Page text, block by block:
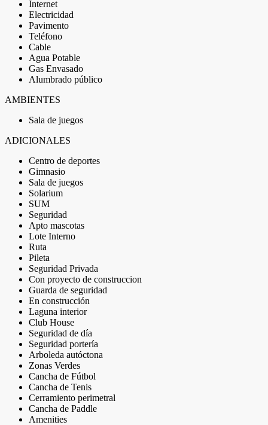
Internet
Electricidad
Pavimento
Teléfono
Cable
Agua Potable
Gas Envasado
Alumbrado público
AMBIENTES
Sala de juegos
ADICIONALES
Centro de deportes
Gimnasio
Sala de juegos
Solarium
SUM
Seguridad
Apto mascotas
Lote Interno
Ruta
Pileta
Seguridad Privada
Con proyecto de construccion
Guarda de seguridad
En construcción
Laguna interior
Club House
Seguridad de día
Seguridad portería
Arboleda autóctona
Zonas Verdes
Cancha de Fútbol
Cancha de Tenis
Cerramiento perimetral
Cancha de Paddle
Amenities